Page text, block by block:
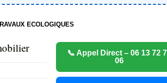
ECOLOGIQUES
📞 Appel Direct – 06 13 72
06